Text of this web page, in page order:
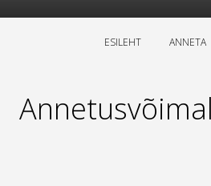
ESILEHT ANNETA